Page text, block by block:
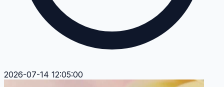
2026-07-14 12:05:00